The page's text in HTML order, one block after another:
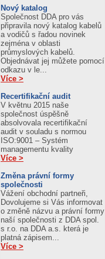
Nový katalog
Společnost DDA pro vás
připravila nový katalog kabelů
a vodičů s řadou novinek
zejména v oblasti
průmyslových kabelů.
Objednávat jej můžete pomocí
odkazu v le...
Více >
Recertifikační audit
V květnu 2015 naše
společnost úspěšně
absolvovala recertifikační
audit v souladu s normou
ISO:9001 – Systém
managementu kvality
Více >
Změna právní formy
společnosti
Vážení obchodní partneři,
Dovolujeme si Vás informovat
o změně názvu a právní formy
naší společnosti z DDA spol.
s r.o. na DDA a.s. která je
platná zápisem...
Více >